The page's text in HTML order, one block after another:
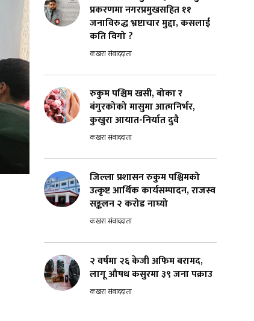
प्रकरणमा नगरप्रमुखसहित ११
जनाविरुद्ध भ्रष्टाचार मुद्दा, कसलाई
कति विगो ?
कखरा संवाददाता
रुकुम पश्चिम खसी, बोका र
बंगुरकोको मासुमा आत्मनिर्भर,
कुखुरा आयात-निर्यात दुवै
कखरा संवाददाता
जिल्ला प्रशासन रुकुम पश्चिमको
उत्कृष्ट आर्थिक कार्यसम्पादन, राजस्व
सङ्कलन २ करोड नाघ्यो
कखरा संवाददाता
२ वर्षमा २६ केजी अफिम बरामद,
लागू औषध कसुरमा ३९ जना पक्राउ
कखरा संवाददाता